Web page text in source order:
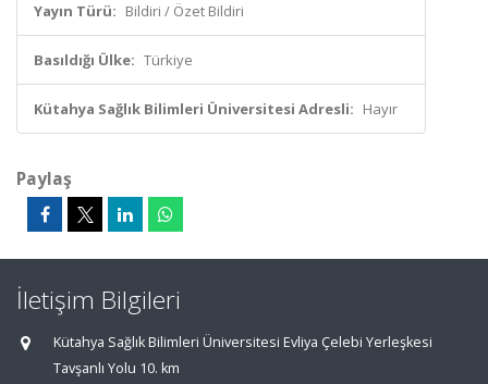
Yayın Türü: Bildiri / Özet Bildiri
Basıldığı Ülke: Türkiye
Kütahya Sağlık Bilimleri Üniversitesi Adresli: Hayır
Paylaş
İletişim Bilgileri
Kütahya Sağlık Bilimleri Üniversitesi Evliya Çelebi Yerleşkesi
Tavşanlı Yolu 10. km